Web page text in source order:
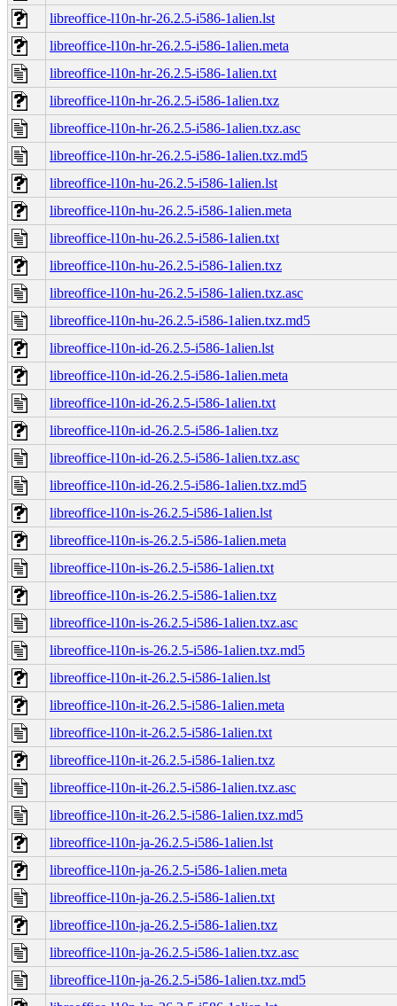
libreoffice-l10n-hr-26.2.5-i586-1alien.lst
libreoffice-l10n-hr-26.2.5-i586-1alien.meta
libreoffice-l10n-hr-26.2.5-i586-1alien.txt
libreoffice-l10n-hr-26.2.5-i586-1alien.txz
libreoffice-l10n-hr-26.2.5-i586-1alien.txz.asc
libreoffice-l10n-hr-26.2.5-i586-1alien.txz.md5
libreoffice-l10n-hu-26.2.5-i586-1alien.lst
libreoffice-l10n-hu-26.2.5-i586-1alien.meta
libreoffice-l10n-hu-26.2.5-i586-1alien.txt
libreoffice-l10n-hu-26.2.5-i586-1alien.txz
libreoffice-l10n-hu-26.2.5-i586-1alien.txz.asc
libreoffice-l10n-hu-26.2.5-i586-1alien.txz.md5
libreoffice-l10n-id-26.2.5-i586-1alien.lst
libreoffice-l10n-id-26.2.5-i586-1alien.meta
libreoffice-l10n-id-26.2.5-i586-1alien.txt
libreoffice-l10n-id-26.2.5-i586-1alien.txz
libreoffice-l10n-id-26.2.5-i586-1alien.txz.asc
libreoffice-l10n-id-26.2.5-i586-1alien.txz.md5
libreoffice-l10n-is-26.2.5-i586-1alien.lst
libreoffice-l10n-is-26.2.5-i586-1alien.meta
libreoffice-l10n-is-26.2.5-i586-1alien.txt
libreoffice-l10n-is-26.2.5-i586-1alien.txz
libreoffice-l10n-is-26.2.5-i586-1alien.txz.asc
libreoffice-l10n-is-26.2.5-i586-1alien.txz.md5
libreoffice-l10n-it-26.2.5-i586-1alien.lst
libreoffice-l10n-it-26.2.5-i586-1alien.meta
libreoffice-l10n-it-26.2.5-i586-1alien.txt
libreoffice-l10n-it-26.2.5-i586-1alien.txz
libreoffice-l10n-it-26.2.5-i586-1alien.txz.asc
libreoffice-l10n-it-26.2.5-i586-1alien.txz.md5
libreoffice-l10n-ja-26.2.5-i586-1alien.lst
libreoffice-l10n-ja-26.2.5-i586-1alien.meta
libreoffice-l10n-ja-26.2.5-i586-1alien.txt
libreoffice-l10n-ja-26.2.5-i586-1alien.txz
libreoffice-l10n-ja-26.2.5-i586-1alien.txz.asc
libreoffice-l10n-ja-26.2.5-i586-1alien.txz.md5